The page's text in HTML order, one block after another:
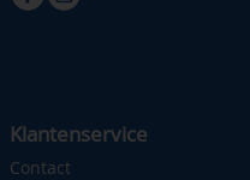
Klantenservice
Contact